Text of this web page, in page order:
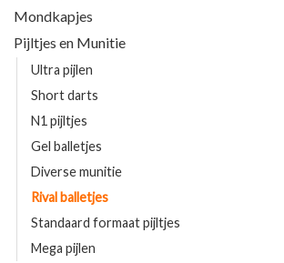
Mondkapjes
Pijltjes en Munitie
Ultra pijlen
Short darts
N1 pijltjes
Gel balletjes
Diverse munitie
Rival balletjes
Standaard formaat pijltjes
Mega pijlen